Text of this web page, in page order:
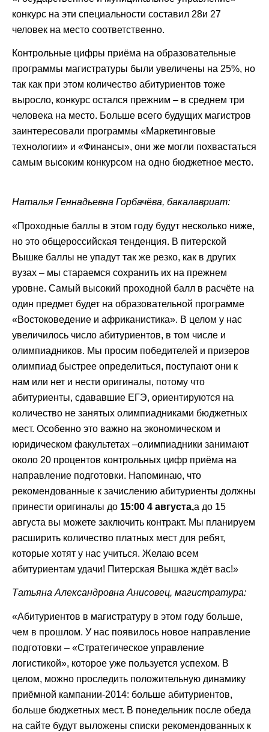
конкурс на эти специальности составил 28и 27
человек на место соответственно.
Контрольные цифры приёма на образовательные
программы магистратуры были увеличены на 25%, но
так как при этом количество абитуриентов тоже
выросло, конкурс остался прежним – в среднем три
человека на место. Больше всего будущих магистров
заинтересовали программы «Маркетинговые
технологии» и «Финансы», они же могли похвастаться
самым высоким конкурсом на одно бюджетное место.
Наталья Геннадьевна Горбачёва, бакалавриат:
«Проходные баллы в этом году будут несколько ниже,
но это общероссийская тенденция. В питерской
Вышке баллы не упадут так же резко, как в других
вузах – мы стараемся сохранить их на прежнем
уровне. Самый высокий проходной балл в расчёте на
один предмет будет на образовательной программе
«Востоковедение и африканистика». В целом у нас
увеличилось число абитуриентов, в том числе и
олимпиадников. Мы просим победителей и призеров
олимпиад быстрее определиться, поступают они к
нам или нет и нести оригиналы, потому что
абитуриенты, сдававшие ЕГЭ, ориентируются на
количество не занятых олимпиадниками бюджетных
мест. Особенно это важно на экономическом и
юридическом факультетах –олимпиадники занимают
около 20 процентов контрольных цифр приёма на
направление подготовки. Напоминаю, что
рекомендованные к зачислению абитуриенты должны
принести оригиналы до 15:00 4 августа,а до 15
августа вы можете заключить контракт. Мы планируем
расширить количество платных мест для ребят,
которые хотят у нас учиться. Желаю всем
абитуриентам удачи! Питерская Вышка ждёт вас!»
Татьяна Александровна Анисовец, магистратура:
«Абитуриентов в магистратуру в этом году больше,
чем в прошлом. У нас появилось новое направление
подготовки – «Стратегическое управление
логистикой», которое уже пользуется успехом. В
целом, можно проследить положительную динамику
приёмной кампании-2014: больше абитуриентов,
больше бюджетных мест. В понедельник после обеда
на сайте будут выложены списки рекомендованных к